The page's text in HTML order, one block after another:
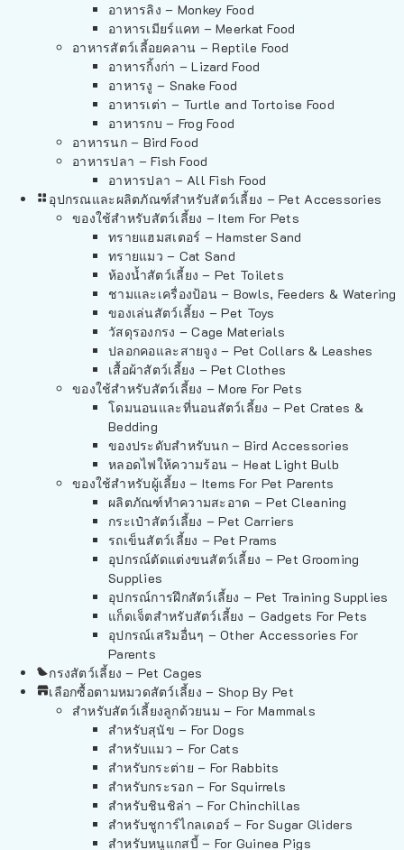
อาหารลิง – Monkey Food
อาหารเมียร์แคท – Meerkat Food
อาหารสัตว์เลี้อยคลาน – Reptile Food
อาหารกิ้งก่า – Lizard Food
อาหารงู – Snake Food
อาหารเต่า – Turtle and Tortoise Food
อาหารกบ – Frog Food
อาหารนก – Bird Food
อาหารปลา – Fish Food
อาหารปลา – All Fish Food
อุปกรณและผลิตภัณฑ์สำหรับสัตว์เลี้ยง – Pet Accessories
ของใช้สำหรับสัตว์เลี้ยง – Item For Pets
ทรายแฮมสเตอร์ – Hamster Sand
ทรายแมว – Cat Sand
ห้องน้ำสัตว์เลี้ยง – Pet Toilets
ชามและเครื่องป้อน – Bowls, Feeders & Watering
ของเล่นสัตว์เลี้ยง – Pet Toys
วัสดุรองกรง – Cage Materials
ปลอกคอและสายจูง – Pet Collars & Leashes
เสื้อผ้าสัตว์เลี้ยง – Pet Clothes
ของใช้สำหรับสัตว์เลี้ยง – More For Pets
โดมนอนและที่นอนสัตว์เลี้ยง – Pet Crates &
Bedding
ของประดับสำหรับนก – Bird Accessories
หลอดไฟให้ความร้อน – Heat Light Bulb
ของใช้สำหรับผู้เลี้ยง – Items For Pet Parents
ผลิตภัณฑ์ทำความสะอาด – Pet Cleaning
กระเป๋าสัตว์เลี้ยง – Pet Carriers
รถเข็นสัตว์เลี้ยง – Pet Prams
อุปกรณ์ตัดแต่งขนสัตว์เลี้ยง – Pet Grooming
Supplies
อุปกรณ์การฝึกสัตว์เลี้ยง – Pet Training Supplies
แก็ดเจ็ตสำหรับสัตว์เลี้ยง – Gadgets For Pets
อุปกรณ์เสริมอื่นๆ – Other Accessories For
Parents
กรงสัตว์เลี้ยง – Pet Cages
เลือกซื้อตามหมวดสัตว์เลี้ยง – Shop By Pet
สำหรับสัตว์เลี้ยงลูกด้วยนม – For Mammals
สำหรับสุนัข – For Dogs
สำหรับแมว – For Cats
สำหรับกระต่าย – For Rabbits
สำหรับกระรอก – For Squirrels
สำหรับชินชิล่า – For Chinchillas
สำหรับชูการ์ไกลเดอร์ – For Sugar Gliders
สำหรับหนูแกสบี้ – For Guinea Pigs